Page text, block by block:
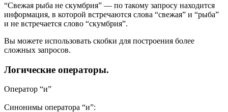
“Свежая рыба не скумбрия” — по такому запросу находится
информация, в которой встречаются слова “свежая” и “рыба”
и не встречается слово “скумбрия”.
Вы можете использовать скобки для построения более
сложных запросов.
Логические операторы.
Оператор “и”
Синонимы оператора “и”: